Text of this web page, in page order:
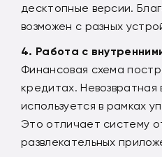
десктопные версии.
возможен с разных
Работа с
Финансовая схема
кредитах. Невозвратная
используется в рамках
Это отличает систему
развлекательных